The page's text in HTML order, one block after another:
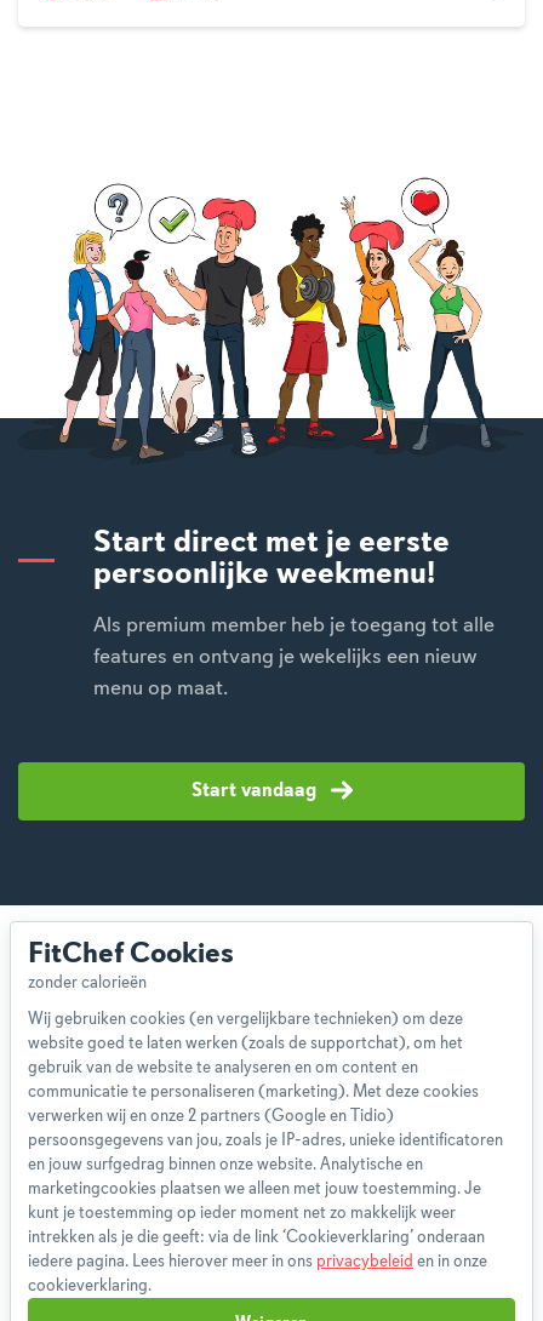
Start direct met je eerste
persoonlijke weekmenu!
Als premium member heb je toegang tot alle
features en ontvang je wekelijks een nieuw
menu op maat.
Start vandaag
Over ons
Team
App
Blog
Disclaimer
Gebruikersvoorwaarden
Methodologie
Privacybeleid
Cookieverklaring
FitChef Cookies
Wij gebruiken cookies (en vergelijkbare technieken) om deze
website goed te laten werken (zoals de supportchat), om het
gebruik van de website te analyseren en om content en
communicatie te personaliseren (marketing). Met deze cookies
verwerken wij en onze 2 partners (Google en Tidio)
persoonsgegevens van jou, zoals je IP-adres, unieke identificatoren
en jouw surfgedrag binnen onze website. Analytische en
marketingcookies plaatsen we alleen met jouw toestemming. Je
kunt je toestemming op ieder moment net zo makkelijk weer
intrekken als je die geeft: via de link ‘Cookieverklaring’ onderaan
iedere pagina. Lees hierover meer in ons privacybeleid en in onze
cookieverklaring.